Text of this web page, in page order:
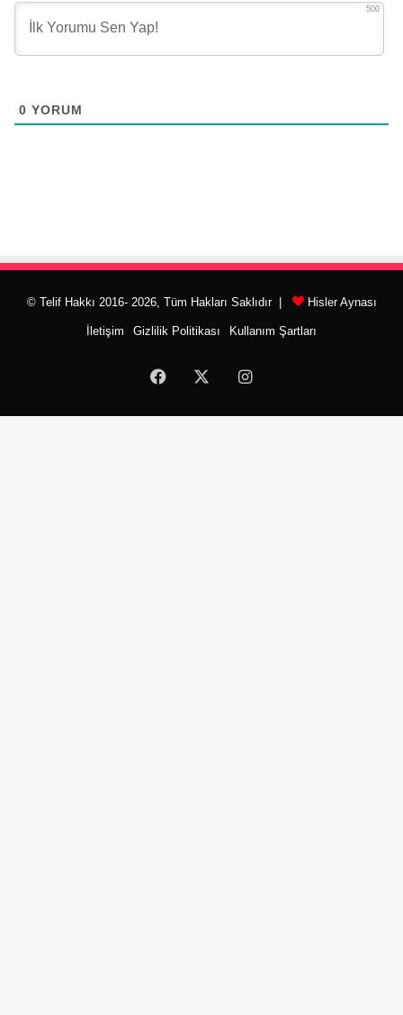
500
0 YORUM
© Telif Hakkı 2016- 2026, Tüm Hakları Saklıdır | Hisler Aynası
İletişim Gizlilik Politikası Kullanım Şartları
Facebook Instagram